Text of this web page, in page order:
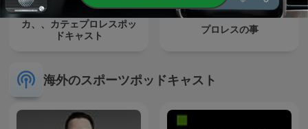
カ、、カテェプロレスポッ
ドキャスト
プロレスの事
海外のスポーツポッドキャスト